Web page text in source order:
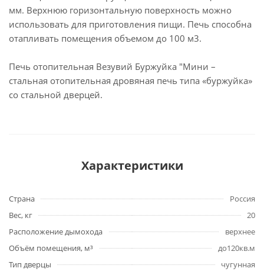
мм. Верхнюю горизонтальную поверхность можно
использовать для приготовления пищи. Печь способна
отапливать помещения объемом до 100 м3.
Печь отопительная Везувий Буржуйка "Мини –
стальная отопительная дровяная печь типа «буржуйка»
со стальной дверцей.
Характеристики
Страна
Россия
Вес, кг
20
Расположение дымохода
верхнее
Объём помещения, м³
до120кв.м
Тип дверцы
чугунная